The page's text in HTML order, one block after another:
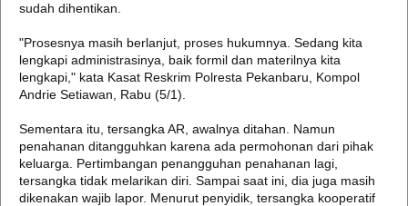
sudah dihentikan.
"Prosesnya masih berlanjut, proses hukumnya. Sedang kita
lengkapi administrasinya, baik formil dan materilnya kita
lengkapi," kata Kasat Reskrim Polresta Pekanbaru, Kompol
Andrie Setiawan, Rabu (5/1).
Sementara itu, tersangka AR, awalnya ditahan. Namun
penahanan ditangguhkan karena ada permohonan dari pihak
keluarga. Pertimbangan penangguhan penahanan lagi,
tersangka tidak melarikan diri. Sampai saat ini, dia juga masih
dikenakan wajib lapor. Menurut penyidik, tersangka kooperatif